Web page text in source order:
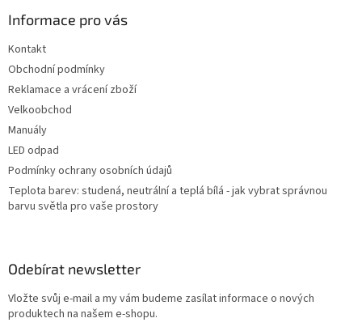
Informace pro vás
Kontakt
Obchodní podmínky
Reklamace a vrácení zboží
Velkoobchod
Manuály
LED odpad
Podmínky ochrany osobních údajů
Teplota barev: studená, neutrální a teplá bílá - jak vybrat správnou
barvu světla pro vaše prostory
Odebírat newsletter
Vložte svůj e-mail a my vám budeme zasílat informace o nových
produktech na našem e-shopu.